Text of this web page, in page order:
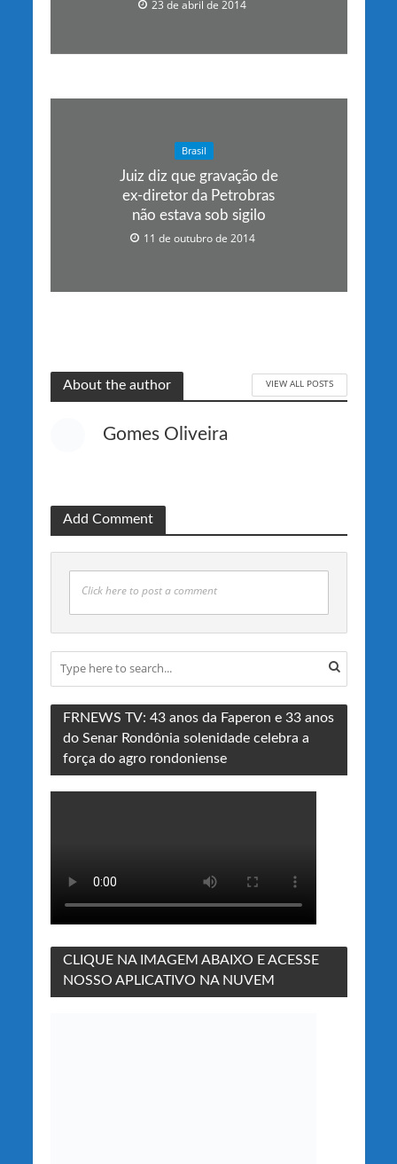
23 de abril de 2014
Brasil
Juiz diz que gravação de
ex-diretor da Petrobras
não estava sob sigilo
11 de outubro de 2014
About the author VIEW ALL POSTS
Gomes Oliveira
Add Comment
Click here to post a comment
FRNEWS TV: 43 anos da Faperon e 33 anos
do Senar Rondônia solenidade celebra a
força do agro rondoniense
CLIQUE NA IMAGEM ABAIXO E ACESSE
NOSSO APLICATIVO NA NUVEM